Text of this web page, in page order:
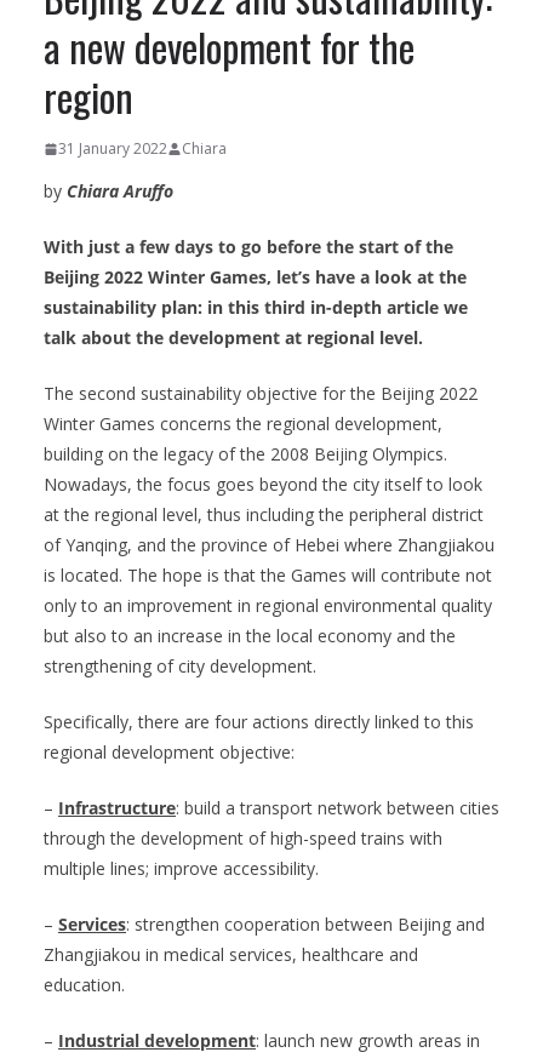
a new development for the
region
31 January 2022 Chiara
by Chiara Aruffo
With just a few days to go before the start of the
Beijing 2022 Winter Games, let’s have a look at the
sustainability plan: in this third in-depth article we
talk about the development at regional level.
The second sustainability objective for the Beijing 2022
Winter Games concerns the regional development,
building on the legacy of the 2008 Beijing Olympics.
Nowadays, the focus goes beyond the city itself to look
at the regional level, thus including the peripheral district
of Yanqing, and the province of Hebei where Zhangjiakou
is located. The hope is that the Games will contribute not
only to an improvement in regional environmental quality
but also to an increase in the local economy and the
strengthening of city development.
Specifically, there are four actions directly linked to this
regional development objective:
– Infrastructure: build a transport network between cities
through the development of high-speed trains with
multiple lines; improve accessibility.
– Services: strengthen cooperation between Beijing and
Zhangjiakou in medical services, healthcare and
education.
– Industrial development: launch new growth areas in